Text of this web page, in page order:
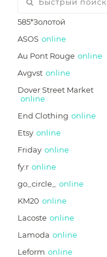
585*Золотой
ASOS online
Au Pont Rouge online
Avgvst online
Dover Street Market
online
End Clothing online
Etsy online
Friday online
fy:r online
go_circle_
online
KM20 online
Lacoste online
Lamoda online
Leform online